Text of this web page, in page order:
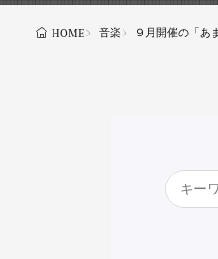
HOME 音楽 ９月開催の「あ